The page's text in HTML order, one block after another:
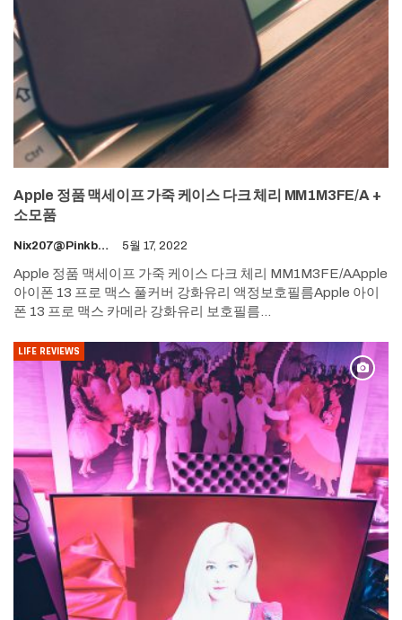
Apple 정품 맥세이프 가죽 케이스 다크 체리 MM1M3FE/A +
소모품
Nix207@pinkboy.org 5월 17, 2022
Apple 정품 맥세이프 가죽 케이스 다크 체리 MM1M3FE/AApple
아이폰 13 프로 맥스 풀커버 강화유리 액정보호필름Apple 아이
폰 13 프로 맥스 카메라 강화유리 보호필름…
LIFE REVIEWS